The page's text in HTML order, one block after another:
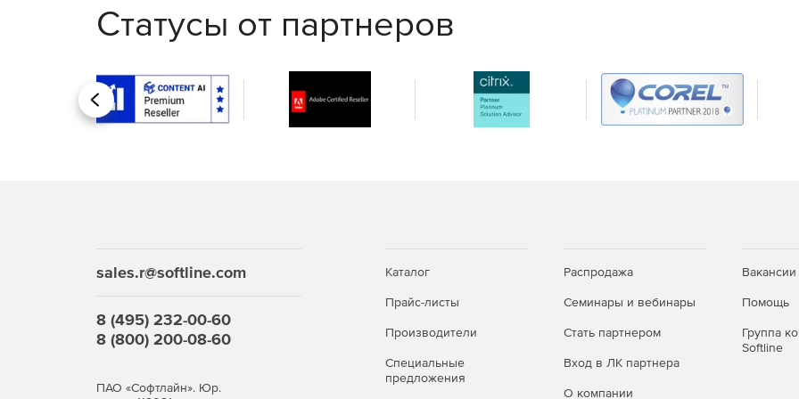
программно‑аппаратного комплекса (ПАК).
Приобретайте Кибер Хранилище и получите полный контроль над инфраструктурой хранения: от
выбора носителей и настройки отказоустойчивости до управления стоимостью и интеграции с
Статусы от партнеров
Назад
sales.r@softline.com
8 (495) 232-00-60
8 (800) 200-08-60
ПАО «Софтлайн». Юр.
Каталог
Прайс-листы
Производители
Специальные
предложения
Распродажа
Семинары и вебинары
Стать партнером
Вход в ЛК партнера
О компании
Вакансии
Помощь
Группа
Softline